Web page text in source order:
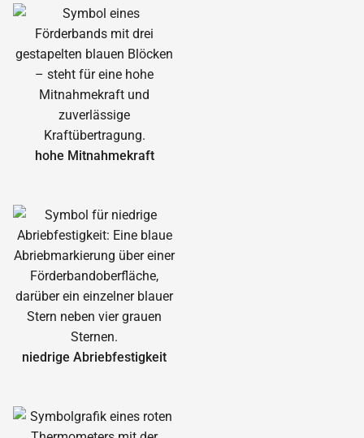
hohe Mitnahmekraft
niedrige Abrieb­festigkeit